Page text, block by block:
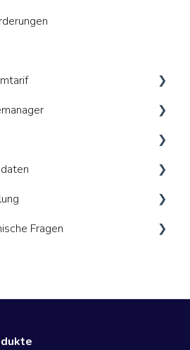
Tarif
bestmöglich
(HEMS)
Kompatibilitäten
Kündigung
(MSB)
Fragen